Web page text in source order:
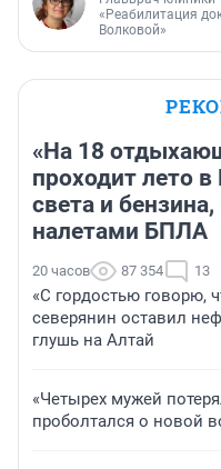
«Реабилитация
Волковой»
«На 18
проходит лето
света и
налетами БПЛА
20 часов 87 354 13
«С гордостью говорю,
северянин оставил
глушь на Алтай
«Четырех мужей
проболтался о новой